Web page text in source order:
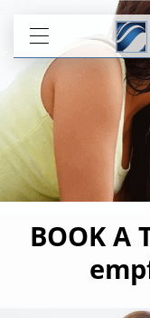
BOOK A